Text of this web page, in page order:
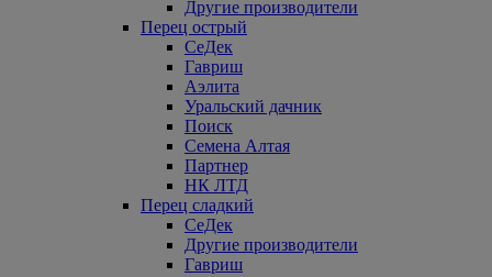
Другие производители
Перец острый
СеДек
Гавриш
Аэлита
Уральский дачник
Поиск
Семена Алтая
Партнер
НК ЛТД
Перец сладкий
СеДек
Другие производители
Гавриш